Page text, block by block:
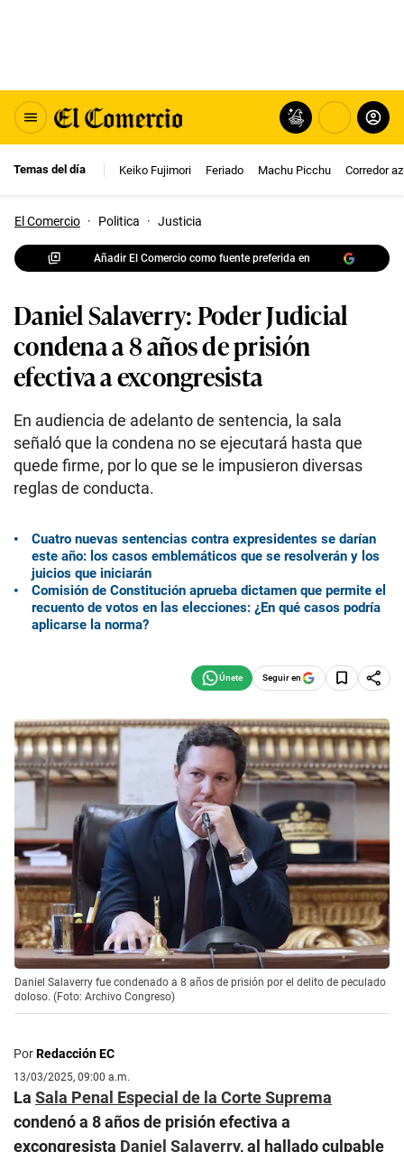
Temas del día Keiko Fujimori Feriado Machu Picchu Corredor
El Comercio · Politica · Justicia
Añadir El Comercio como fuente preferida en
Daniel Salaverry: Poder Judicial
condena a 8 años de prisión
efectiva a excongresista
En audiencia de adelanto de sentencia, la sala
señaló que la condena no se ejecutará hasta que
quede firme, por lo que se le impusieron diversas
reglas de conducta.
Cuatro nuevas sentencias contra expresidentes se darían
este año: los casos emblemáticos que se resolverán y los
juicios que iniciarán
Comisión de Constitución aprueba dictamen que permite el
recuento de votos en las elecciones: ¿En qué casos podría
aplicarse la norma?
Seguir en
Daniel Salaverry fue condenado a 8 años de prisión por el delito de peculado
doloso. (Foto: Archivo Congreso)
PorRedacción EC
13/03/2025, 09:00 a.m.
La Sala Penal Especial de la Corte Suprema
condenó a 8 años de prisión efectiva a
excongresista Daniel Salaverry, al hallado culpable